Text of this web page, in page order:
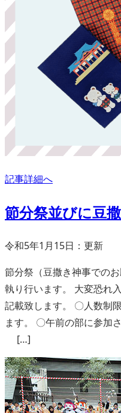
記事詳細へ
節分祭並びに豆
令和5年1月15日：更新
節分祭（豆撒き神事での
執り行います。 大変恐れ
記載致します。 〇人数制
ます。 〇午前の部に参加
[…]